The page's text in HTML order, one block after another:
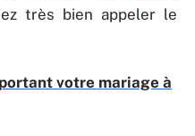
très bien appeler le
votre mariage à